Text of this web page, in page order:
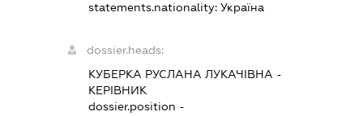
statements.nationality:Україна
dossier.heads:
КУБЕРКА РУСЛАНА ЛУКАЧІВНА -
КЕРІВНИК
dossier.position -